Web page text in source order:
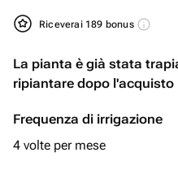
Riceverai 189 bonus
La pianta è già stata
ripiantare dopo l'acquisto
Frequenza di irrigazione
4 volte per mese